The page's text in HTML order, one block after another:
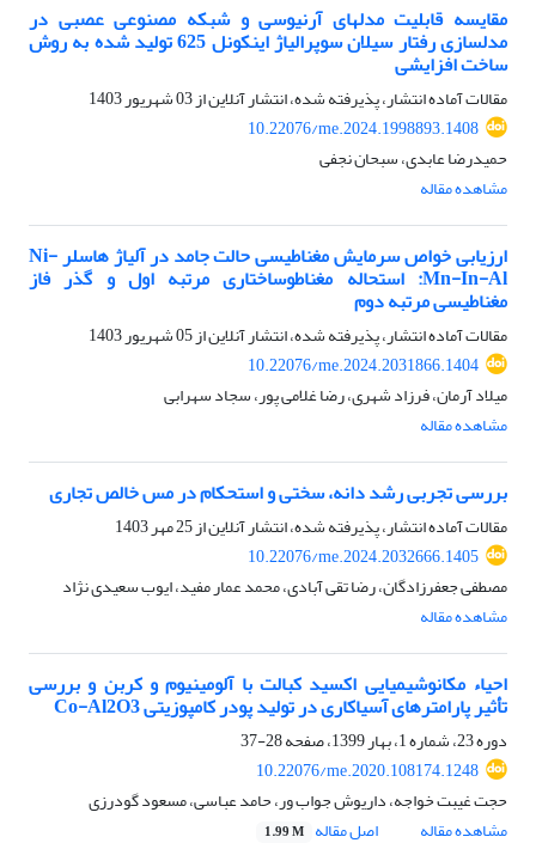
مقایسه قابلیت مدلهای آرنیوسی و شبکه مصنوعی عصبی در
مدلسازی رفتار سیلان سوپرالیاژ اینکونل 625 تولید شده به روش
ساخت افزایشی
مقالات آماده انتشار، پذیرفته شده، انتشار آنلاین از03 شهریور 1403
10.22076/me.2024.1998893.1408
حمیدرضا عابدی، سبحان نجفی
مشاهده مقاله
ارزیابی خواص سرمایش مغناطیسی حالت جامد در آلیاژ هاسلر Ni-
Mn-In-Al: استحاله مغناطوساختاری مرتبه اول و گذر فاز
مغناطیسی مرتبه دوم
مقالات آماده انتشار، پذیرفته شده، انتشار آنلاین از05 شهریور 1403
10.22076/me.2024.2031866.1404
میلاد آرمان، فرزاد شهری، رضا غلامی پور، سجاد سهرابی
مشاهده مقاله
بررسی تجربی رشد دانه، سختی و استحکام در مس خالص تجاری
مقالات آماده انتشار، پذیرفته شده، انتشار آنلاین از25 مهر 1403
10.22076/me.2024.2032666.1405
مصطفی جعفرزادگان، رضا تقی آبادی، محمد عمار مفید، ایوب سعیدی نژاد
مشاهده مقاله
احیاء مکانوشیمیایی اکسید کبالت با آلومینیوم و کربن و بررسی
تأثیر پارامترهای آسیاکاری در تولید پودر کامپوزیتی Co-Al2O3
دوره 23، شماره 1، بهار 1399، صفحه
28-37
10.22076/me.2020.108174.1248
حجت غیبت خواجه، داریوش جواب ور، حامد عباسی، مسعود گودرزی
مشاهده مقاله
اصل مقاله 1.99 M